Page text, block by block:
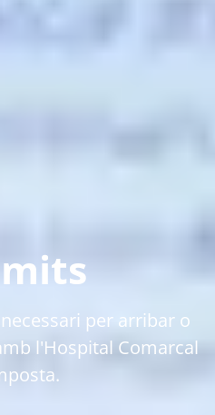
per arribar o
l'Hospital Comarcal